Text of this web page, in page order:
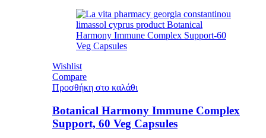
Wishlist
Compare
Προσθήκη στο καλάθι
Botanical Harmony Immune Complex
Support, 60 Veg Capsules